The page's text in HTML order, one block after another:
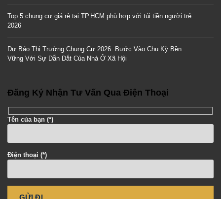
Top 5 chung cư giá rẻ tại TP.HCM phù hợp với túi tiền người trẻ
2026
Dự Báo Thị Trường Chung Cư 2026: Bước Vào Chu Kỳ Bền
Vững Với Sự Dẫn Dắt Của Nhà Ở Xã Hội
Đăng Ký Nhận Tư Vấn Qua Điện Thoại
Tên của bạn (*)
Điện thoại (*)